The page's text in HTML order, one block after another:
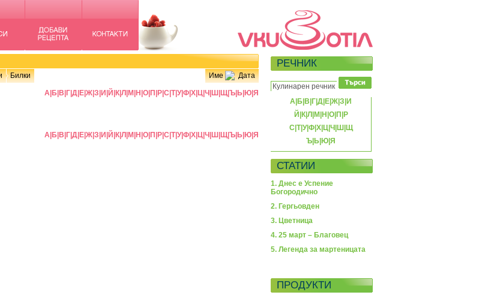
Билки Име Дата
А Б В Г Д Е Ж З И Й К Л М Н О П Р С Т|У|Ф Х Ц Ч Ш Щ Ъ Ь Ю Я
А Б В Г Д Е Ж З И Й К Л М Н О П Р С Т|У|Ф Х Ц Ч Ш Щ Ъ Ь Ю Я
РЕЧНИК
А Б В Г Д Е Ж З И
Й К| Л М Н О| П Р
С Т|У|Ф| Х| Ц| Ч Ш Щ
Ъ Ь Ю Я
СТАТИИ
1. Днес е Успение
Богородично
2. Гергьовден
3. Цветница
4. 25 март – Благовец
5. Легенда за мартеницата
ПРОДУКТИ